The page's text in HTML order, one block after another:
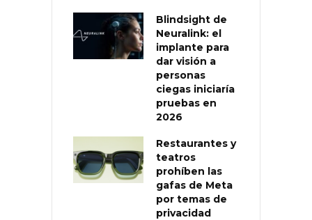
Blindsight de
Neuralink: el
implante para
dar visión a
personas
ciegas iniciaría
pruebas en
2026
Restaurantes y
teatros
prohíben las
gafas de Meta
por temas de
privacidad